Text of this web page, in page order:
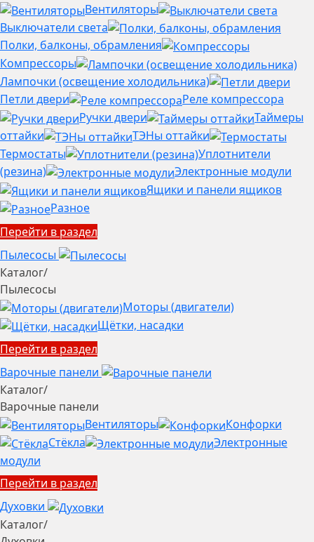
Вентиляторы
Выключатели света
Полки, балконы, обрамления
Компрессоры
Лампочки (освещение холодильника)
Петли двери
Реле компрессора
Ручки двери
Таймеры
оттайки
ТЭНы оттайки
Термостаты
Уплотнители
(резина)
Электронные модули
Ящики и панели ящиков
Разное
Перейти в раздел
Пылесосы
Каталог/
Пылесосы
Моторы (двигатели)
Щётки, насадки
Перейти в раздел
Варочные панели
Каталог/
Варочные панели
Вентиляторы
Конфорки
Стёкла
Электронные
модули
Перейти в раздел
Духовки
Каталог/